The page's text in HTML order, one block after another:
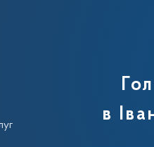
Державної
в